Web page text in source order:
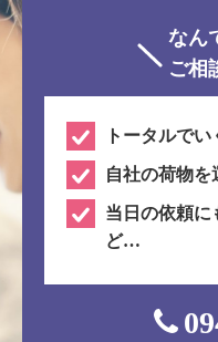
なん
ご相
トータルで
自社の荷物を
当日の依頼
ど…